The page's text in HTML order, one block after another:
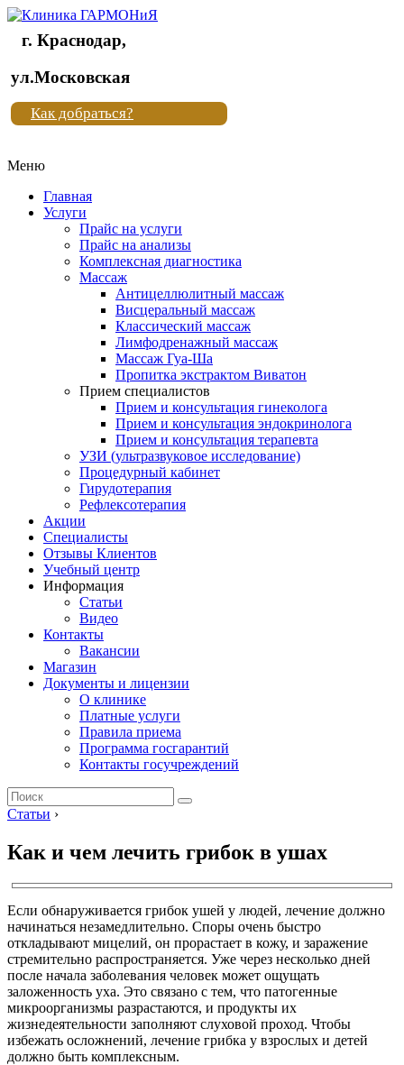
Клиника
"Новая
жизнь"
Клиника
жизнь"
г. Краснодар,
ул.Московская
Как добраться?
Меню
Главная
Услуги
Прайс на услуги
Прайс на анализы
Комплексная диагностика
Массаж
Антицеллюлитный массаж
Висцеральный массаж
Классический массаж
Лимфодренажный массаж
Массаж Гуа-Ша
Пропитка экстрактом Виватон
Прием специалистов
Прием и консультация гинеколога
Прием и консультация эндокринолога
Прием и консультация терапевта
УЗИ (ультразвуковое исследование)
Процедурный кабинет
Гирудотерапия
Рефлексотерапия
Акции
Специалисты
Отзывы Клиентов
Учебный центр
Информация
Статьи
Видео
Контакты
Вакансии
Магазин
Документы и лицензии
О клинике
Платные услуги
Правила приема
Программа госгарантий
Контакты госучреждений
Статьи ›
Как и чем лечить грибок в ушах
Если обнаруживается грибок ушей у людей, лечение должно
начинаться незамедлительно. Споры очень быстро
откладывают мицелий, он прорастает в кожу, и заражение
стремительно распространяется. Уже через несколько дней
после начала заболевания человек может ощущать
заложенность уха. Это связано с тем, что патогенные
микроорганизмы разрастаются, и продукты их
жизнедеятельности заполняют слуховой проход. Чтобы
избежать осложнений, лечение грибка у взрослых и детей
должно быть комплексным.